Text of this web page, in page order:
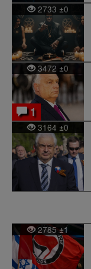
2733 ±0
3472 ±0
1
3164 ±0
2785±1